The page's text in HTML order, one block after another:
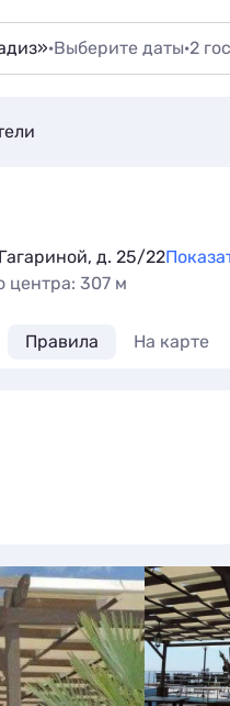
·Выберите даты·2
д. 25/22
центра: 307 м
Правила На карте